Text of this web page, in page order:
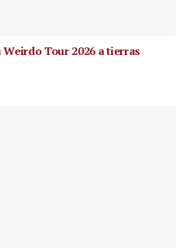
Tour 2026 a tierras